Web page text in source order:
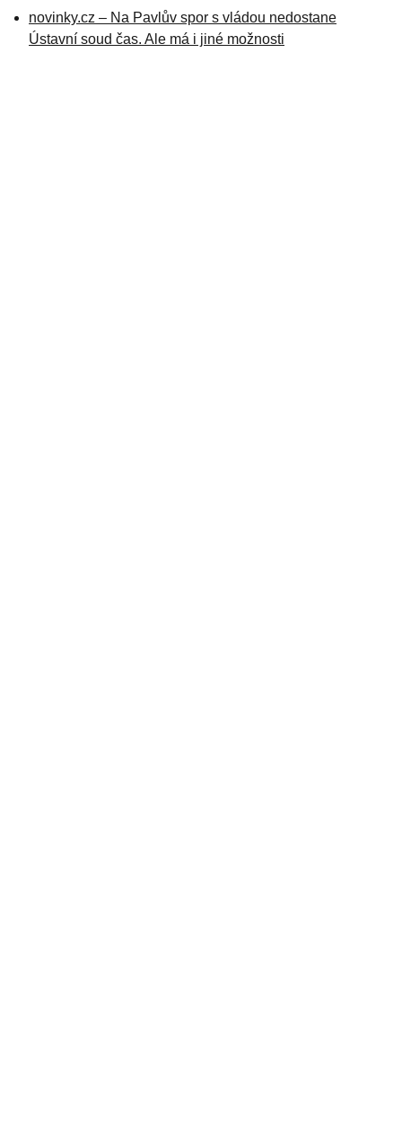
novinky.cz – Na Pavlův spor s vládou nedostane
Ústavní soud čas. Ale má i jiné možnosti